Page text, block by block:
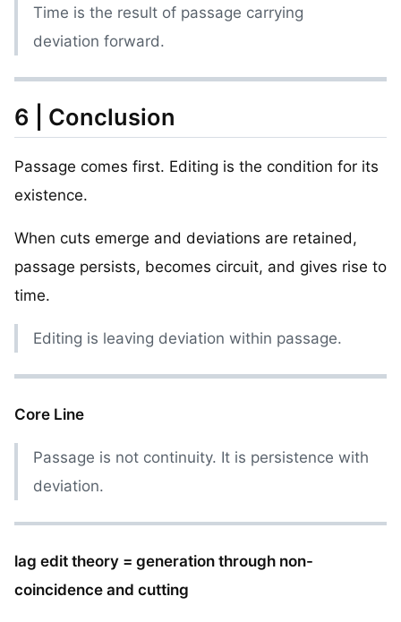
Time is the result of passage carrying
deviation forward.
6 | Conclusion
Passage comes first. Editing is the condition for its
existence.
When cuts emerge and deviations are retained,
passage persists, becomes circuit, and gives rise to
time.
Editing is leaving deviation within passage.
Core Line
Passage is not continuity. It is persistence with
deviation.
lag edit theory = generation through non-
coincidence and cutting